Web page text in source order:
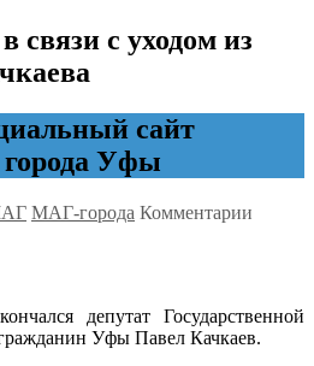
связи с уходом из
сайт
Уфы
МАГ-города Комментарии
с
уходом
депутат Государственной
Уфы Павел Качкаев.